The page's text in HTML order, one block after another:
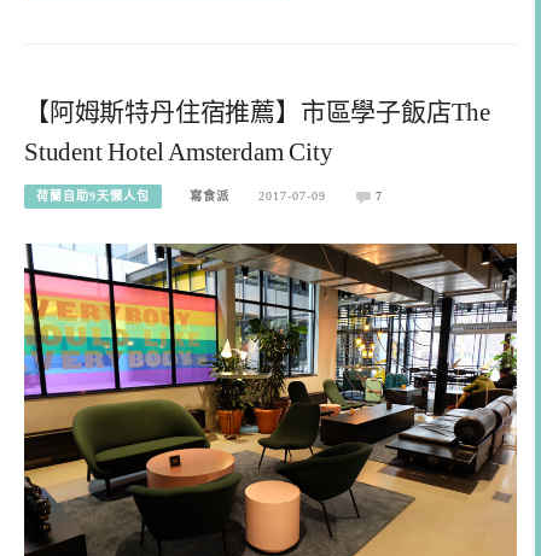
【阿姆斯特丹住宿推薦】市區學子飯店The
Student Hotel Amsterdam City
荷蘭自助9天懶人包 寫食派 2017-07-09 7